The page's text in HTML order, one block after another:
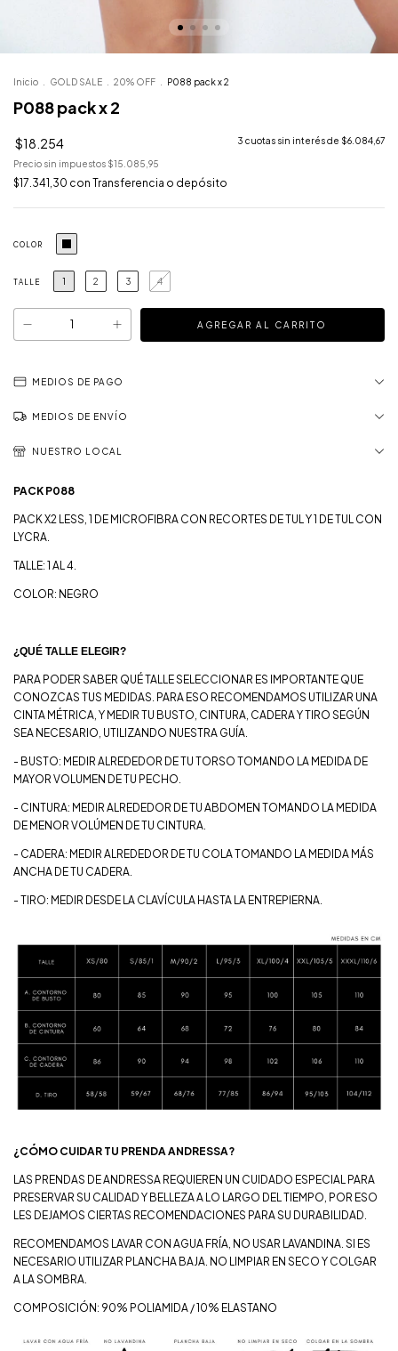
Inicio GOLD SALE 20% OFF P088 pack x 2
P088 pack x 2
$18.254 3 cuotas sin interés de $6.084,67
Precio sin impuestos $15.085,95
$17.341,30 con Transferencia o depósito
COLOR
TALLE 1 2 3 4
MEDIOS DE PAGO
MEDIOS DE ENVÍO
NUESTRO LOCAL
PACK P088
PACK X2 LESS, 1 DE MICROFIBRA CON RECORTES DE TUL Y 1 DE TUL CON
LYCRA.
TALLE: 1 AL 4.
COLOR: NEGRO
¿QUÉ TALLE ELEGIR?
PARA PODER SABER QUÉ TALLE SELECCIONAR ES IMPORTANTE QUE
CONOZCAS TUS MEDIDAS. PARA ESO RECOMENDAMOS UTILIZAR UNA
CINTA MÉTRICA, Y MEDIR TU BUSTO, CINTURA, CADERA Y TIRO SEGÚN
SEA NECESARIO, UTILIZANDO NUESTRA GUÍA.
- BUSTO: MEDIR ALREDEDOR DE TU TORSO TOMANDO LA MEDIDA DE
MAYOR VOLUMEN DE TU PECHO.
- CINTURA: MEDIR ALREDEDOR DE TU ABDOMEN TOMANDO LA MEDIDA
DE MENOR VOLÚMEN DE TU CINTURA.
- CADERA: MEDIR ALREDEDOR DE TU COLA TOMANDO LA MEDIDA MÁS
ANCHA DE TU CADERA.
- TIRO: MEDIR DESDE LA CLAVÍCULA HASTA LA ENTREPIERNA.
¿CÓMO CUIDAR TU PRENDA ANDRESSA?
LAS PRENDAS DE ANDRESSA REQUIEREN UN CUIDADO ESPECIAL PARA
PRESERVAR SU CALIDAD Y BELLEZA A LO LARGO DEL TIEMPO, POR ESO
LES DEJAMOS CIERTAS RECOMENDACIONES PARA SU DURABILIDAD.
RECOMENDAMOS LAVAR CON AGUA FRÍA, NO USAR LAVANDINA. SI ES
NECESARIO UTILIZAR PLANCHA BAJA. NO LIMPIAR EN SECO Y COLGAR
A LA SOMBRA.
COMPOSICIÓN: 90% POLIAMIDA / 10% ELASTANO